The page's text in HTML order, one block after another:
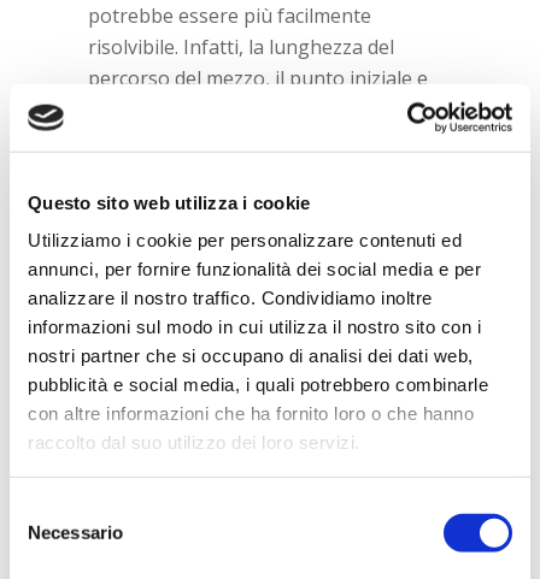
Questo sito web utilizza i cookie
Utilizziamo i cookie per personalizzare contenuti ed
annunci, per fornire funzionalità dei social media e per
analizzare il nostro traffico. Condividiamo inoltre
informazioni sul modo in cui utilizza il nostro sito con i
nostri partner che si occupano di analisi dei dati web,
pubblicità e social media, i quali potrebbero combinarle
con altre informazioni che ha fornito loro o che hanno
raccolto dal suo utilizzo dei loro servizi.
delNecessario
potrebbe essere più facilmente
risolvibile. Infatti, la lunghezza del
percorso del mezzo, il punto iniziale e
finale ed i calcoli relativi all’installazione
Svantaggi relativi alle infrastrutture
di ricarica:
Attualmente, i punti di ricarica destinati ai
veicoli elettrici sono meno diffusi rispetto
alle stazioni di servizio. Tuttavia, i punti di
ricarica sono sempre meno pesanti e
dunque più facilmente installabili.
Svantaggi relativi ai costi iniziali:
Infine, menzioniamo l’ultimo svantaggio:
le spese iniziali. I bus elettrici richiedono
non paragonabile rispetto agli autobus